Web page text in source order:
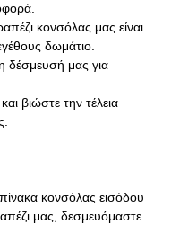
κονσόλας μας είναι
δωμάτιο.
δέσμευσή μας για
βιώστε την τέλεια
κονσόλας εισόδου
μας, δεσμευόμαστε